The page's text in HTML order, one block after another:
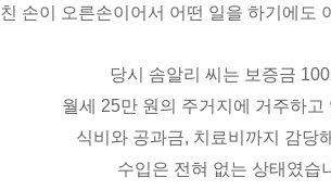
손이 오른손이어서 어떤 일을 하기에도
당시 솜알리 씨는 보증금 100
월세 25만 원의 주거지에 거주하고
식비와 공과금, 치료비까지 감당
수입은 전혀 없는 상태였습